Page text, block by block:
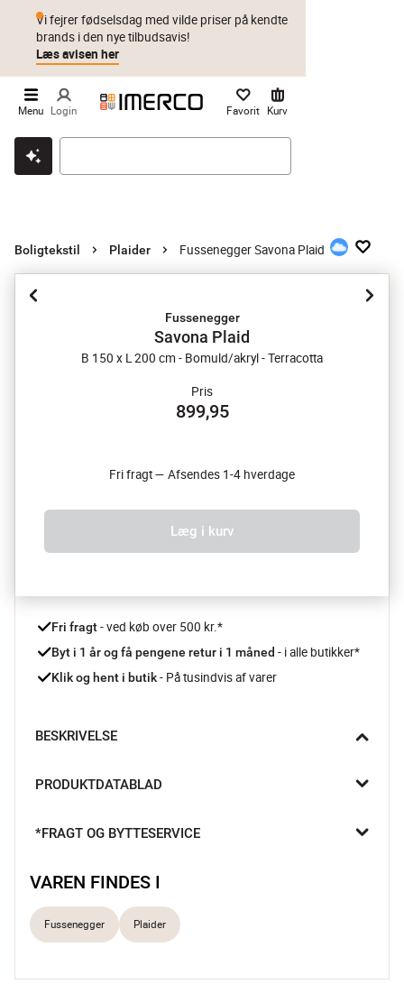
Klik & hent Byt i 1 år Prismatch
Vi fejrer fødselsdag med vilde priser på kendte
brands i den nye tilbudsavis!
Læs avisen her
Menu Login Favorit Kurv
Boligtekstil Plaider Fussenegger Savona Plaid
Fussenegger
Savona Plaid
B 150 x L 200 cm - Bomuld/akryl - Terracotta
Pris
899,95
Fri fragt — Afsendes 1-4 hverdage
Læg i kurv
Fri fragt - ved køb over 500 kr.*
Byt i 1 år og få pengene retur i 1 måned - i alle butikker*
Klik og hent i butik - På tusindvis af varer
BESKRIVELSE
Fussenegger, som har et smukt sildebensmønster, der vil
PRODUKTDATABLAD
*FRAGT OG BYTTESERVICE
VAREN FINDES I
Fussenegger Plaider